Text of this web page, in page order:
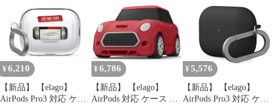
ンケースApple
AirPodsPro エアーポッ
ズプロ elago SNAP
SHOT CASE
ホンカバー AirPodsマッ
クス 2 エアーポッズマ
ックス 対応 elago
HYBRID CASE
しゃれ カバー ワイヤレ
ス充電 対応 シンプル
クリアケース [ AirPods
Pro 3 エアーポッズプロ
3 エアポッツプロ 第3世
代 対応 0
¥ 6,210
【新品】 【elago】
AirPods Pro3 対応 ケー
¥ 6,786
【新品】 【elago】
AirPods 対応 ケース カ
¥ 5,576
【新品】 【elago】
AirPods Pro3 対応 ケー